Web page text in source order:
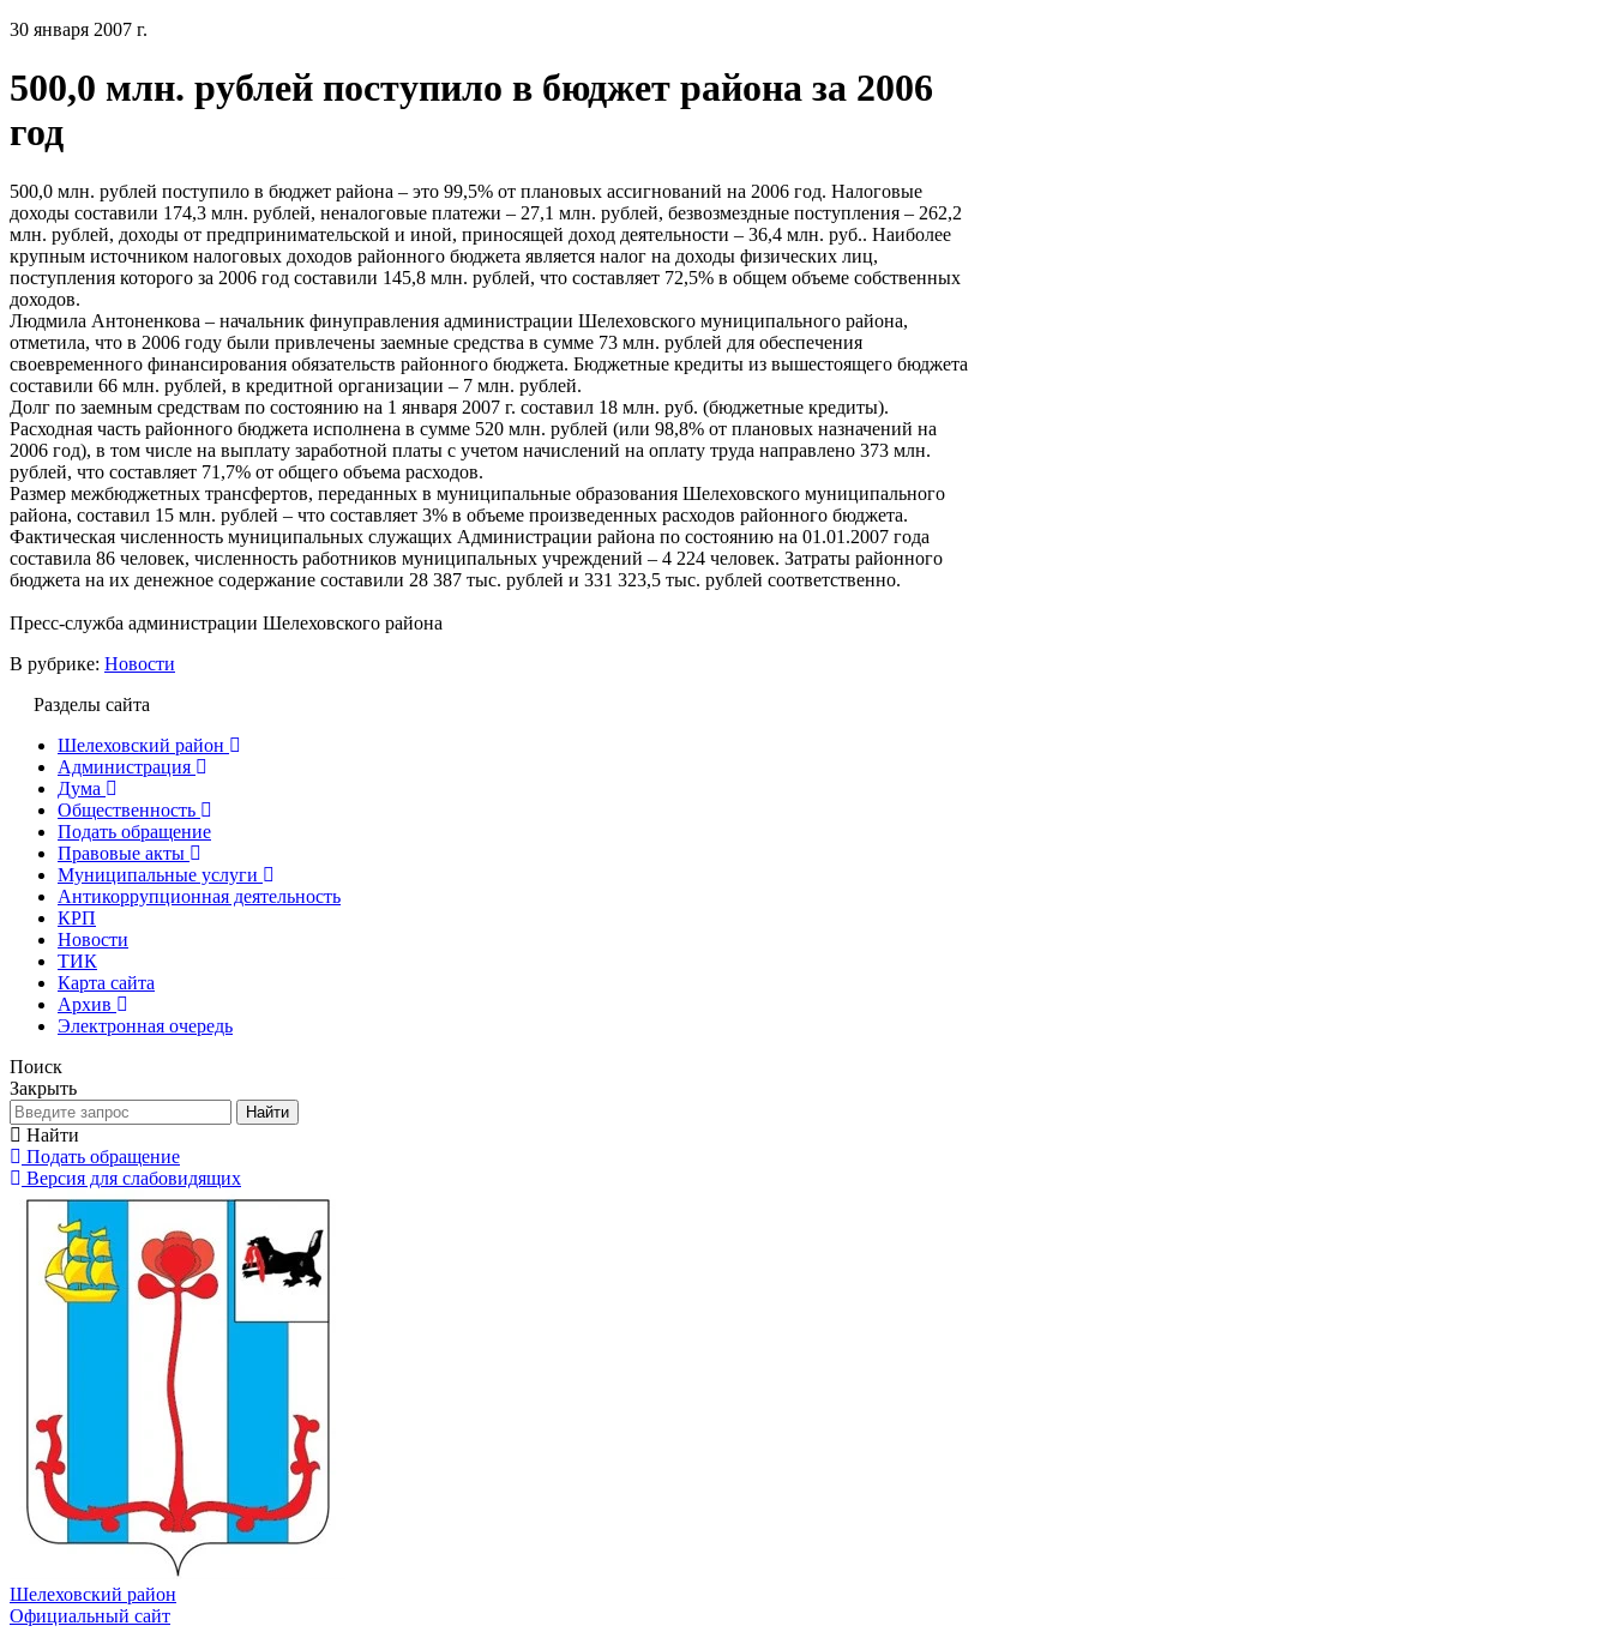
30 января 2007 г.
500,0 млн. рублей поступило в бюджет района за 2006
год
500,0 млн. рублей поступило в бюджет района – это 99,5% от плановых ассигнований на 2006 год. Налоговые
доходы составили 174,3 млн. рублей, неналоговые платежи – 27,1 млн. рублей, безвозмездные поступления – 262,2
млн. рублей, доходы от предпринимательской и иной, приносящей доход деятельности – 36,4 млн. руб.. Наиболее
крупным источником налоговых доходов районного бюджета является налог на доходы физических лиц,
поступления которого за 2006 год составили 145,8 млн. рублей, что составляет 72,5% в общем объеме собственных
доходов.
Людмила Антоненкова – начальник финуправления администрации Шелеховского муниципального района,
отметила, что в 2006 году были привлечены заемные средства в сумме 73 млн. рублей для обеспечения
своевременного финансирования обязательств районного бюджета. Бюджетные кредиты из вышестоящего бюджета
составили 66 млн. рублей, в кредитной организации – 7 млн. рублей.
Долг по заемным средствам по состоянию на 1 января 2007 г. составил 18 млн. руб. (бюджетные кредиты).
Расходная часть районного бюджета исполнена в сумме 520 млн. рублей (или 98,8% от плановых назначений на
2006 год), в том числе на выплату заработной платы с учетом начислений на оплату труда направлено 373 млн.
рублей, что составляет 71,7% от общего объема расходов.
Размер межбюджетных трансфертов, переданных в муниципальные образования Шелеховского муниципального
района, составил 15 млн. рублей – что составляет 3% в объеме произведенных расходов районного бюджета.
Фактическая численность муниципальных служащих Администрации района по состоянию на 01.01.2007 года
составила 86 человек, численность работников муниципальных учреждений – 4 224 человек. Затраты районного
бюджета на их денежное содержание составили 28 387 тыс. рублей и 331 323,5 тыс. рублей соответственно.
Пресс-служба администрации Шелеховского района
В рубрике: Новости
Разделы сайта
Шелеховский район
Администрация
Дума
Общественность
Подать обращение
Правовые акты
Муниципальные услуги
Антикоррупционная деятельность
КРП
Новости
ТИК
Карта сайта
Архив
Электронная очередь
Поиск
Закрыть
Найти
Найти
Подать обращение
Версия для слабовидящих
Шелеховский район
Официальный сайт